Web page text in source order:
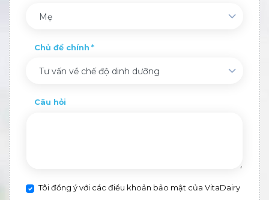
Mẹ
Chủ đề chính
Tư vấn về chế độ dinh dưỡng
Câu hỏi
Tôi đồng ý với các điều khoản bảo mật của VitaDairy